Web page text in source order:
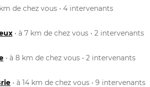
km de chez vous • 4 intervenants
• à 7 km de chez vous • 2 intervenants
• à 8 km de chez vous • 2 intervenants
• à 14 km de chez vous • 9 intervenants